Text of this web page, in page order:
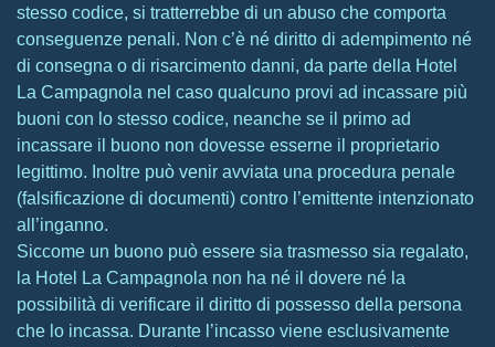
stesso codice, si tratterrebbe di un abuso che comporta
conseguenze penali. Non c’è né diritto di adempimento né
di consegna o di risarcimento danni, da parte della Hotel
La Campagnola nel caso qualcuno provi ad incassare più
buoni con lo stesso codice, neanche se il primo ad
incassare il buono non dovesse esserne il proprietario
legittimo. Inoltre può venir avviata una procedura penale
(falsificazione di documenti) contro l’emittente intenzionato
all’inganno.
Siccome un buono può essere sia trasmesso sia regalato,
la Hotel La Campagnola non ha né il dovere né la
possibilità di verificare il diritto di possesso della persona
che lo incassa. Durante l’incasso viene esclusivamente